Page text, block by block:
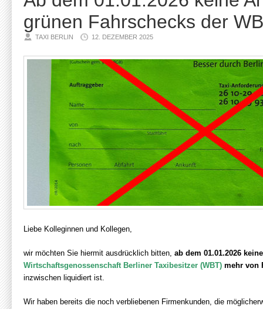
grünen Fahrschecks der
TAXI BERLIN 12. DEZEMBER 2025
Liebe Kolleginnen und Kollegen,
wir möchten Sie hiermit ausdrücklich bitten, ab dem 01.01.2026
Wirtschaftsgenossenschaft Berliner Taxibesitzer (WBT) mehr von
inzwischen liquidiert ist.
Wir haben bereits die noch verbliebenen Firmenkunden, die